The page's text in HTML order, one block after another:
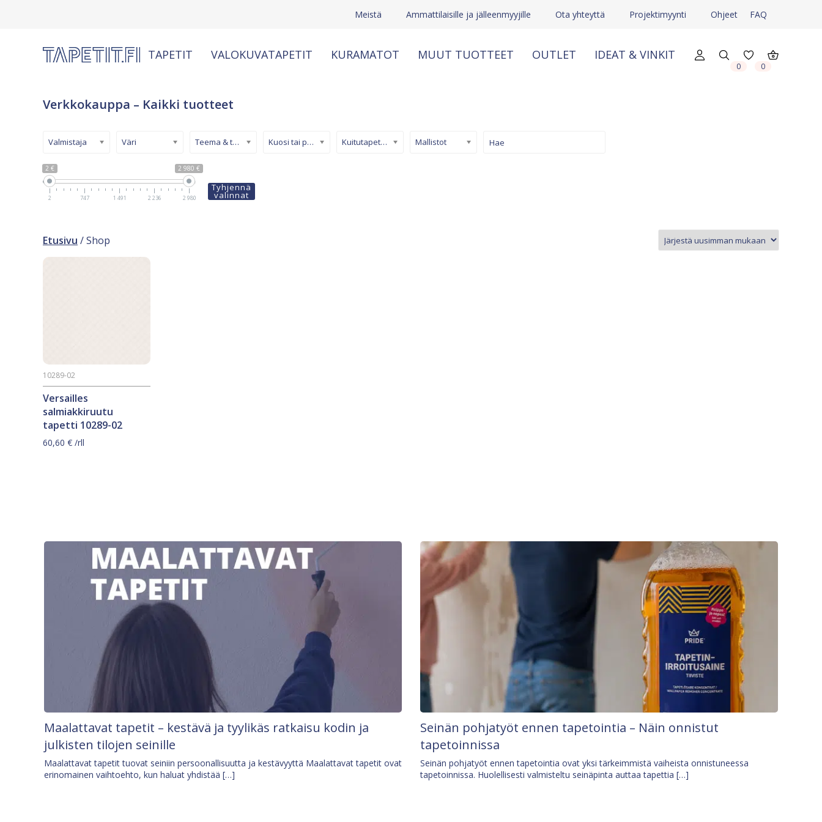
Meistä Ammattilaisille ja jälleenmyyjille Ota yhteyttä Projektimyynti Ohjeet FAQ
TAPETIT VALOKUVATAPETIT KURAMATOT MUUT TUOTTEET OUTLET IDEAT & VINKIT
0 0
Verkkokauppa – Kaikki tuotteet
2 € 2 980 €
2 747 1 491 2 236 2 980
Valmistaja Väri Teema & tyyli Kuosi tai pinta Kuitutapetti (non-woven) Mallistot
Tyhjennä
valinnat
Etusivu / Shop
Versailles
salmiakkiruutu
tapetti 10289-02
10289-02
60,60 € /rll
Maalattavat tapetit – kestävä ja tyylikäs ratkaisu kodin ja
julkisten tilojen seinille
Maalattavat tapetit tuovat seiniin persoonallisuutta ja kestävyyttä Maalattavat tapetit ovat
erinomainen vaihtoehto, kun haluat yhdistää […]
Seinän pohjatyöt ennen tapetointia – Näin onnistut
tapetoinnissa
Seinän pohjatyöt ennen tapetointia ovat yksi tärkeimmistä vaiheista onnistuneessa
tapetoinnissa. Huolellisesti valmisteltu seinäpinta auttaa tapettia […]